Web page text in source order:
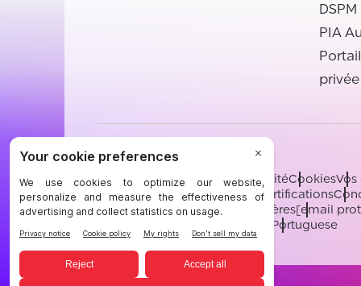
DSPM
PIA
privée
©BigID
ConditionsAvis de confidentialitéCookies
Ressources juridiques BigIDCertifications
Sous-processeursSoutien Carrières[email
Portuguese